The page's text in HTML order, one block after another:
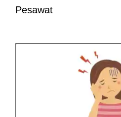
Pesawat